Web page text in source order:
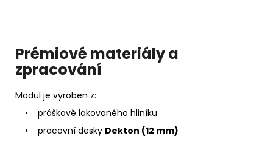
Prémiové materiály a
zpracování
Modul je vyroben z:
• práškově lakovaného hliníku
• pracovní desky Dekton (12 mm)